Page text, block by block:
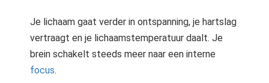
Je lichaam gaat verder in ontspanning, je hartslag
vertraagt en je lichaamstemperatuur daalt. Je
brein schakelt steeds meer naar een interne
focus.